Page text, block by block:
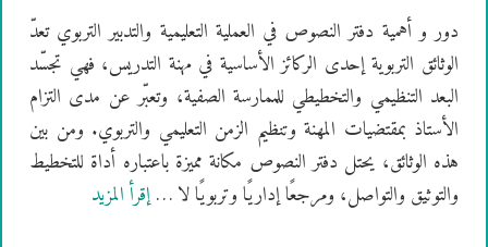
دور و أهمية دفتر النصوص في العملية التعليمية والتدبير التربوي تعدّ
الوثائق التربوية إحدى الركائز الأساسية في مهنة التدريس، فهي تجسّد
البعد التنظيمي والتخطيطي للممارسة الصفية، وتعبّر عن مدى التزام
الأستاذ بمقتضيات المهنة وتنظيم الزمن التعليمي والتربوي. ومن بين
هذه الوثائق، يحتل دفتر النصوص مكانة مميزة باعتباره أداة للتخطيط
والتوثيق والتواصل، ومرجعًا إداريًا وتربويًا لا …إقرأ المزيد